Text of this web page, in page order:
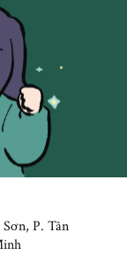
P. Tân